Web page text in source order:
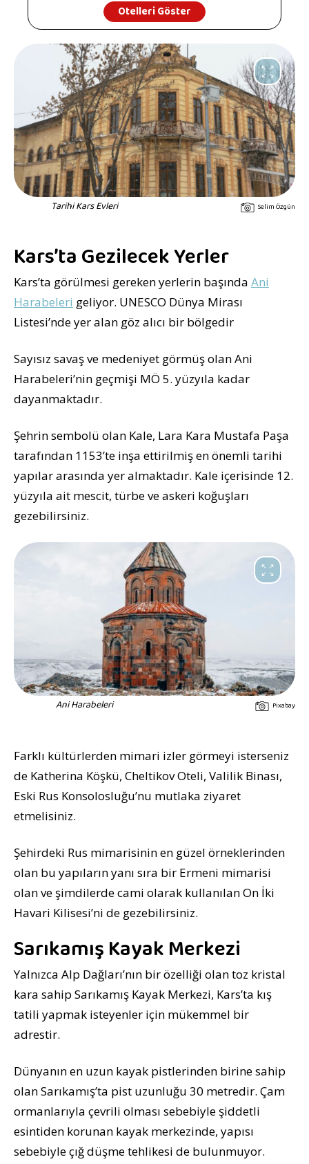
Otelleri Göster
Tarihi Kars Evleri Selim Özgün
Kars’ta Gezilecek Yerler
Kars’ta görülmesi gereken yerlerin başında Ani
Harabeleri geliyor. UNESCO Dünya Mirası
Listesi’nde yer alan göz alıcı bir bölgedir
Sayısız savaş ve medeniyet görmüş olan Ani
Harabeleri’nin geçmişi MÖ 5. yüzyıla kadar
dayanmaktadır.
Şehrin sembolü olan Kale, Lara Kara Mustafa Paşa
tarafından 1153’te inşa ettirilmiş en önemli tarihi
yapılar arasında yer almaktadır. Kale içerisinde 12.
yüzyıla ait mescit, türbe ve askeri koğuşları
gezebilirsiniz.
Ani Harabeleri Pixabay
Farklı kültürlerden mimari izler görmeyi isterseniz
de Katherina Köşkü, Cheltikov Oteli, Valilik Binası,
Eski Rus Konsolosluğu’nu mutlaka ziyaret
etmelisiniz.
Şehirdeki Rus mimarisinin en güzel örneklerinden
olan bu yapıların yanı sıra bir Ermeni mimarisi
olan ve şimdilerde cami olarak kullanılan On İki
Havari Kilisesi’ni de gezebilirsiniz.
Sarıkamış Kayak Merkezi
Yalnızca Alp Dağları’nın bir özelliği olan toz kristal
kara sahip Sarıkamış Kayak Merkezi, Kars’ta kış
tatili yapmak isteyenler için mükemmel bir
adrestir.
Dünyanın en uzun kayak pistlerinden birine sahip
olan Sarıkamış’ta pist uzunluğu 30 metredir. Çam
ormanlarıyla çevrili olması sebebiyle şiddetli
esintiden korunan kayak merkezinde, yapısı
sebebiyle çığ düşme tehlikesi de bulunmuyor.